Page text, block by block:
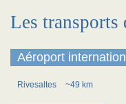
Les transports
Aéroport
Rivesaltes ~49 km